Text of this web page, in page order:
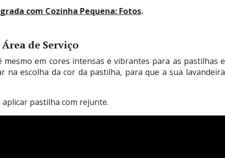
com Cozinha Pequena: Fotos.
de Serviço
em cores intensas e vibrantes para as pastilhas e
na escolha da cor da pastilha, para que a sua lavandeira
pastilha com rejunte.